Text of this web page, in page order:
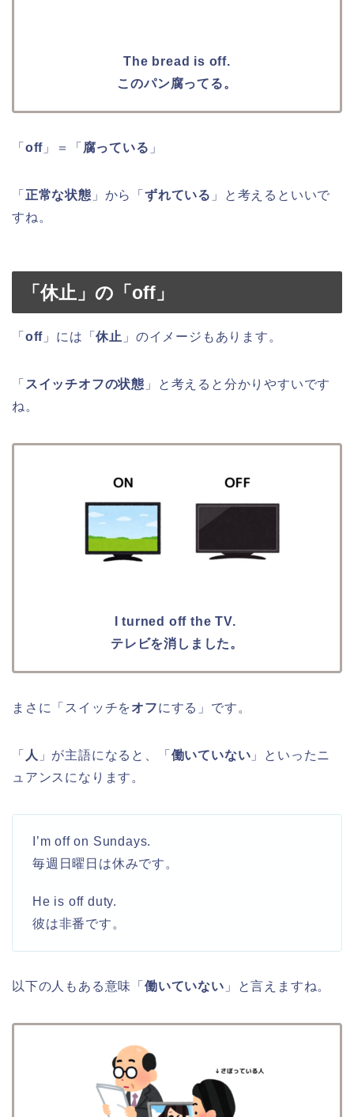
The bread is off.
このパン腐ってる。
「 off 」＝「 腐っている 」
「 正常な状態 」から「ずれている 」と考えるといいで
すね。
「休止」の「off 」
「 off 」には「休止 」のイメージもあります。
「 スイッチオフの状態 」と考えると分かりやすいです
ね。
I turned off the TV.
テレビを消しました。
まさに「スイッチをオフにする」です。
「 人 」が主語になると、「 働いていない 」といったニ
ュアンスになります。
I’m off on Sundays.
毎週日曜日は休みです。
He is off duty.
彼は非番です。
以下の人もある意味「 働いていない 」と言えますね。